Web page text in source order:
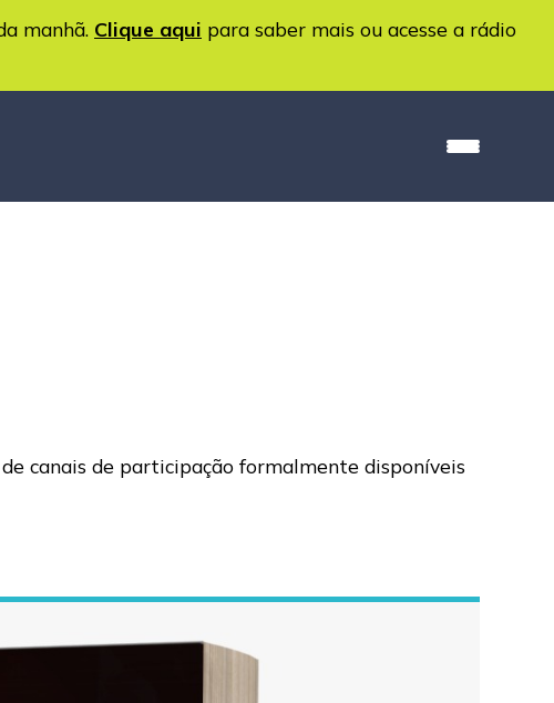
manhã. Clique aqui para saber mais ou acesse a rádio
canais de participação formalmente disponíveis